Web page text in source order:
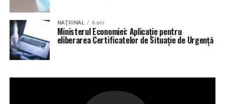
NAŢIONAL 6 ani
Ministerul Economiei: Aplicaţie pentru
eliberarea Certificatelor de Situaţie de Urgenţă